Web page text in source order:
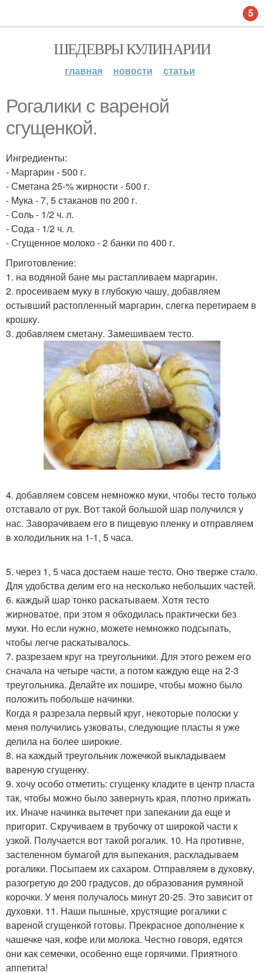
ШЕДЕВРЫ КУЛИНАРИИ
главная новости статьи
Рогалики с вареной
сгущенкой.
Ингредиенты:
- Маргарин - 500 г.
- Сметана 25-% жирности - 500 г.
- Мука - 7, 5 стаканов по 200 г.
- Соль - 1/2 ч. л.
- Сода - 1/2 ч. л.
- Сгущенное молоко - 2 банки по 400 г.
Приготовление:
1. на водяной бане мы растапливаем маргарин.
2. просеиваем муку в глубокую чашу, добавляем
остывший растопленный маргарин, слегка перетираем в
крошку.
3. добавляем сметану. Замешиваем тесто.
4. добавляем совсем немножко муки, чтобы тесто только
отставало от рук. Вот такой большой шар получился у
нас. Заворачиваем его в пищевую пленку и отправляем
в холодильник на 1-1, 5 часа.
5. через 1, 5 часа достаем наше тесто. Оно тверже стало.
Для удобства делим его на несколько небольших частей.
6. каждый шар тонко раскатываем. Хотя тесто
жирноватое, при этом я обходилась практически без
муки. Но если нужно, можете немножко подсыпать,
чтобы легче раскатывалось.
7. разрезаем круг на треугольники. Для этого режем его
сначала на четыре части, а потом каждую еще на 2-3
треугольника. Делайте их пошире, чтобы можно было
положить побольше начинки.
Когда я разрезала первый круг, некоторые полоски у
меня получились узковаты, следующие пласты я уже
делила на более широкие.
8. на каждый треугольник ложечкой выкладываем
вареную сгущенку.
9. хочу особо отметить: сгущенку кладите в центр пласта
так, чтобы можно было завернуть края, плотно прижать
их. Иначе начинка вытечет при запекании да еще и
пригорит. Скручиваем в трубочку от широкой части к
узкой. Получается вот такой рогалик. 10. На противне,
застеленном бумагой для выпекания, раскладываем
рогалики. Посыпаем их сахаром. Отправляем в духовку,
разогретую до 200 градусов, до образования румяной
корочки. У меня получалось минут 20-25. Это зависит от
духовки. 11. Наши пышные, хрустящие рогалики с
вареной сгущенкой готовы. Прекрасное дополнение к
чашечке чая, кофе или молока. Честно говоря, едятся
они как семечки, особенно еще горячими. Приятного
аппетита!
5